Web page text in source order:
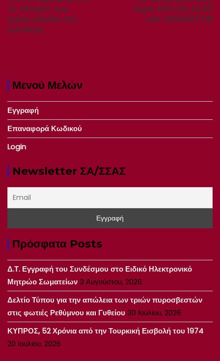
τις αλλαγές των
ορίων ηλικίας στις
συντάξεις
αύριο 1/10 στις 14.00
στο ONALERT.GR
Μενού Μελών
Εγγραφή
Επαναφορά Κωδικού
Login
Newsletter ΣΑ/ΣΣΑΣ
Πρόσφατα Posts
Δ.Τ. Εγγραφή του Συνδέσμου στο Ειδικό Ηλεκτρονικό
Μητρώο Σωματείων3 Αυγούστου, 2026
Δελτίο Τύπου για την απώλεια των τριών πυροσβεστών
στις φωτιές Ρεθύμνου και Γυθείου 30 Ιουλίου, 2026
ΚΥΠΡΟΣ, 52 Χρόνια από την Τουρκική Εισβολή του 1974
20 Ιουλίου, 2026